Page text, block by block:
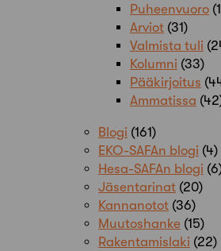
Puheenvuoro
Arviot (31)
Valmista tuli
Kolumni (33)
Pääkirjoitus
Ammatissa
Blogi (161)
EKO-SAFAn blogi (4)
Hesa-SAFAn blogi
Jäsentarinat (20)
Kannanotot (36)
Muutoshanke (15)
Rakentamislaki (22)